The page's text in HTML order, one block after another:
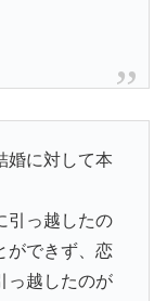
婚に対して本
引っ越したの
ができず、恋
っ越したのが